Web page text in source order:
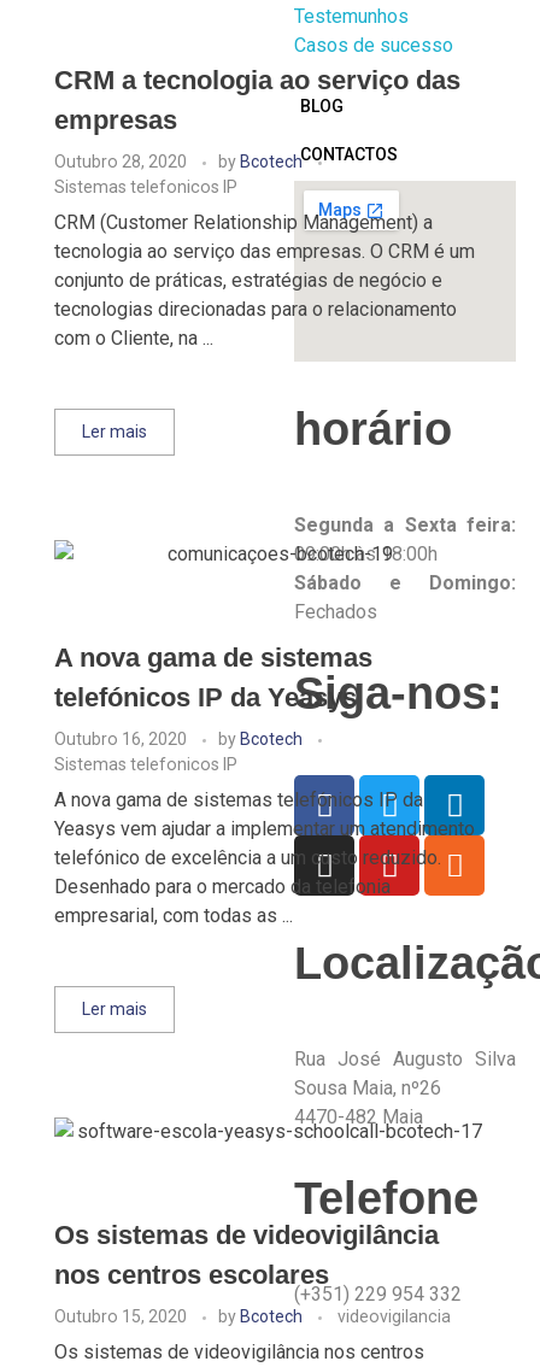
Testemunhos
Casos de sucesso
BLOG
CONTACTOS
horário
Segunda a Sexta feira:
09:00h às 18:00h
Sábado e Domingo:
Fechados
Siga-nos:
Rua José Augusto Silva
Sousa Maia, nº26
4470-482 Maia
Telefone
(+351) 229 954 332
CRM a tecnologia ao serviço das
empresas
Outubro 28, 2020 by Bcotech
Sistemas telefonicos IP
CRM (Customer Relationship Management) a
tecnologia ao serviço das empresas. O CRM é um
conjunto de práticas, estratégias de negócio e
tecnologias direcionadas para o relacionamento
com o Cliente, na ...
Ler mais
A nova gama de sistemas
telefónicos IP da Yeasys
Outubro 16, 2020 by Bcotech
Sistemas telefonicos IP
A nova gama de sistemas telefónicos IP da
Yeasys vem ajudar a implementar um atendimento
telefónico de excelência a um custo reduzido.
Desenhado para o mercado da telefonia
empresarial, com todas as ...
Ler mais
Os sistemas de videovigilância
nos centros escolares
Outubro 15, 2020 by Bcotech videovigilancia
Os sistemas de videovigilância nos centros